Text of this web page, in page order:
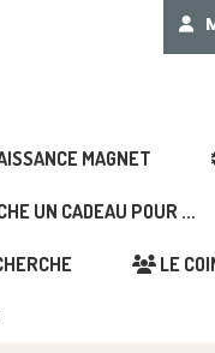
MAGNET
UN CADEAU POUR ...
LE